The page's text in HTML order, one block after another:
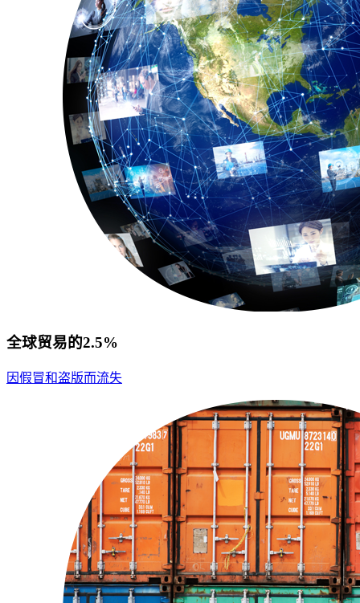
全球贸易的2.5%
因假冒和盗版而流失